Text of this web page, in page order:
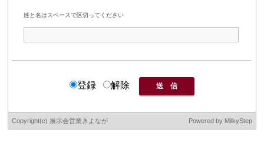
姓と名はスペースで区切ってください
登録 解除
Copyright(c) 展示会営業きよなが Powered by MilkyStep